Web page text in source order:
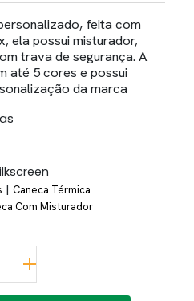
feita com
ela possui misturador,
trava de segurança. A
até 5 cores e possui
da marca
| Caneca Térmica
Com Misturador